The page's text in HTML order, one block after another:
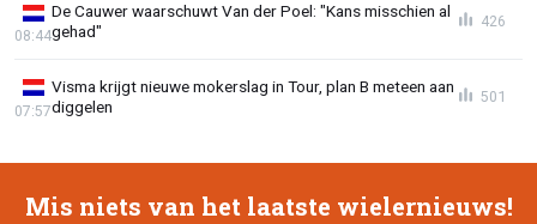
De Cauwer waarschuwt Van der Poel: "Kans misschien al
gehad"
08:44
426
Visma krijgt nieuwe mokerslag in Tour, plan B meteen aan
diggelen
07:57
501
Mis niets van het laatste wielernieuws!